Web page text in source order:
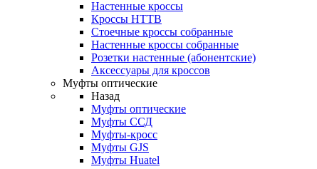
Настенные кроссы
Кроссы HTTB
Стоечные кроссы собранные
Настенные кроссы собранные
Розетки настенные (абонентские)
Аксессуары для кроссов
Муфты оптические
Назад
Муфты оптические
Муфты ССД
Муфты-кросс
Муфты GJS
Муфты Huatel